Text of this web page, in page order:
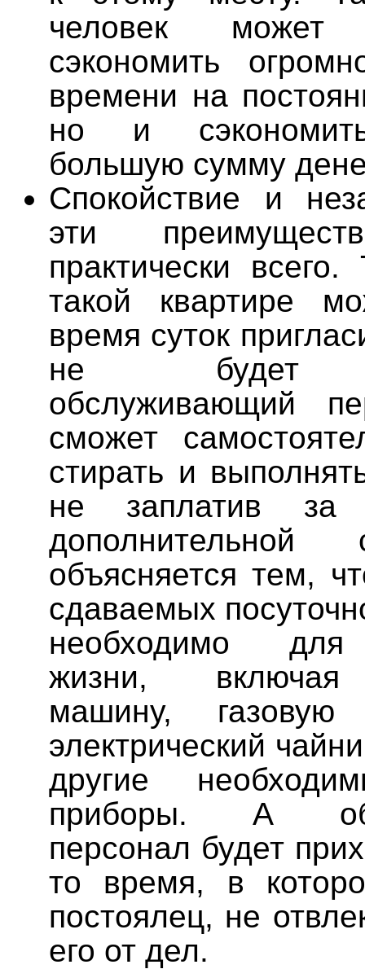
человек
сэкономить
времени на
но и
большую сумму
Спокойствие и
эти
практически
такой квартире
время суток
не будет
обслуживающий
сможет
стирать и
не заплатив за
объясняется тем,
сдаваемых
необходимо для
жизни, включая
машину, газовую
электрический
другие
приборы. А
персонал будет
то время, в
постоялец, не
его от дел.